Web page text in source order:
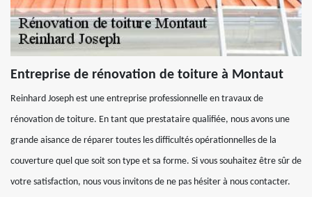
Entreprise de rénovation de toiture à Montaut
Reinhard Joseph est une entreprise professionnelle en travaux de
rénovation de toiture. En tant que prestataire qualifiée, nous avons une
grande aisance de réparer toutes les difficultés opérationnelles de la
couverture quel que soit son type et sa forme. Si vous souhaitez être sûr de
votre satisfaction, nous vous invitons de ne pas hésiter à nous contacter.